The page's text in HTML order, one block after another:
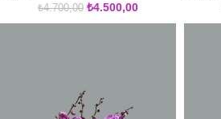
₺4.700,00 ₺4.500,00